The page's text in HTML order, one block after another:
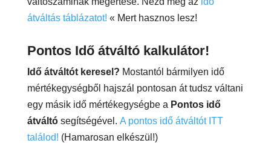
átváltás táblázatot! « Mert hasznos lesz!
Pontos Idő átváltó kalkulátor!
Idő átváltót keresel? Mostantól bármilyen idő
mértékegységből hajszál pontosan át tudsz váltani
egy másik idő mértékegységbe a Pontos idő
átváltósegítségével. A pontos idő átváltót ITT
találod! (Hamarosan elkészül!)